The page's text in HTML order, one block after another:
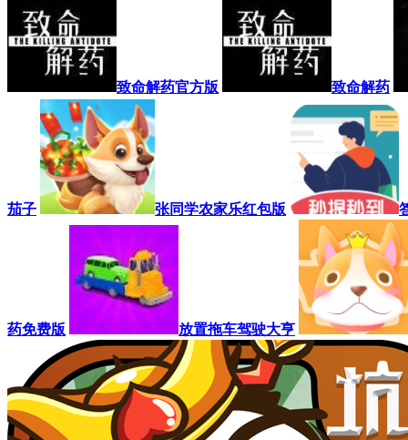
致命解药官方版 致命解药
茄子 张同学农家乐红包版
药免费版 放置拖车驾驶大亨